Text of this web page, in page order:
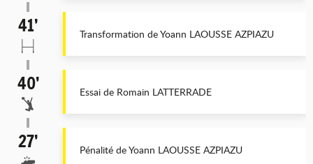
41’ Transformation de Yoann LAOUSSE AZPIAZU
40’ Essai de Romain LATTERRADE
27’ Pénalité de Yoann LAOUSSE AZPIAZU